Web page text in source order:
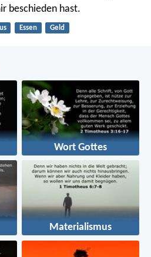
beschieden hast.
Essen Geld
Wort Gottes
Materialismus